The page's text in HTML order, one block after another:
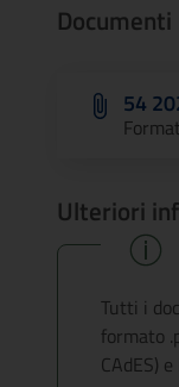
Documenti
54
Ulteriori
Tutti i
formato
CAdES)